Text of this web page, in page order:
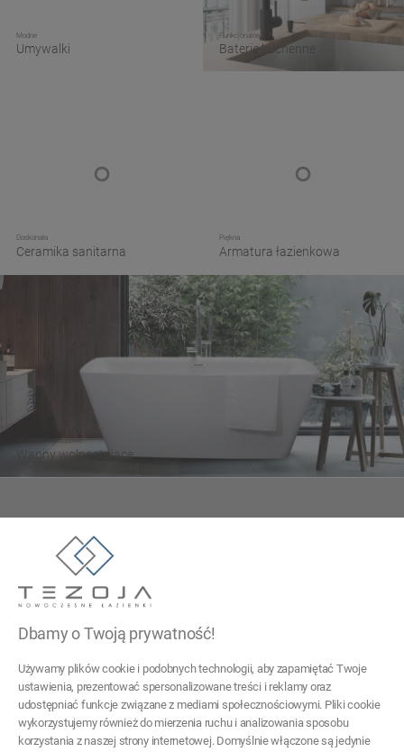
Modne
Umywalki
Funkcjonalne
Baterie kuchenne
Wygodne i luksusowe
Wanny wolnostojące
Doskonała
Ceramika sanitarna
Piękna
Armatura łazienkowa
03-017 Warszawa
tezoja@gmail.com
Pomoc
Dbamy o Twoją prywatność!
Używamy plików cookie i podobnych technologii, aby zapamiętać Twoje
ustawienia, prezentować spersonalizowane treści i reklamy oraz
udostępniać funkcje związane z mediami społecznościowymi. Pliki cookie
wykorzystujemy również do mierzenia ruchu i analizowania sposobu
korzystania z naszej strony internetowej. Domyślnie włączone są jedynie